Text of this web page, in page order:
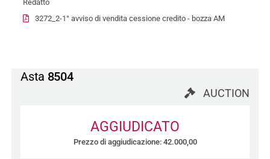
Redatto
3272_2-1° avviso di vendita cessione credito - bozza AM
Asta 8504
AUCTION
AGGIUDICATO
Prezzo di aggiudicazione: 42.000,00